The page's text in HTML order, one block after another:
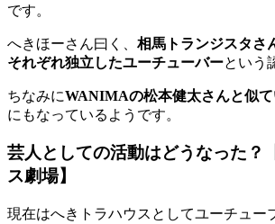
です。
へきほーさん曰く、 相馬トランジスタさ
それぞれ独立したユーチューバーという
ちなみにWANIMAの松本健太さんと似て
にもなっているようです。
芸人としての活動はどうなった？
ス劇場】
現在はへきトラハウスとしてユーチュー